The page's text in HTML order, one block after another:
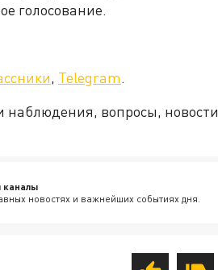
голосование.
, Telegram.
наблюдения, вопросы, новости
каналы
новостях и важнейших событиях дня.